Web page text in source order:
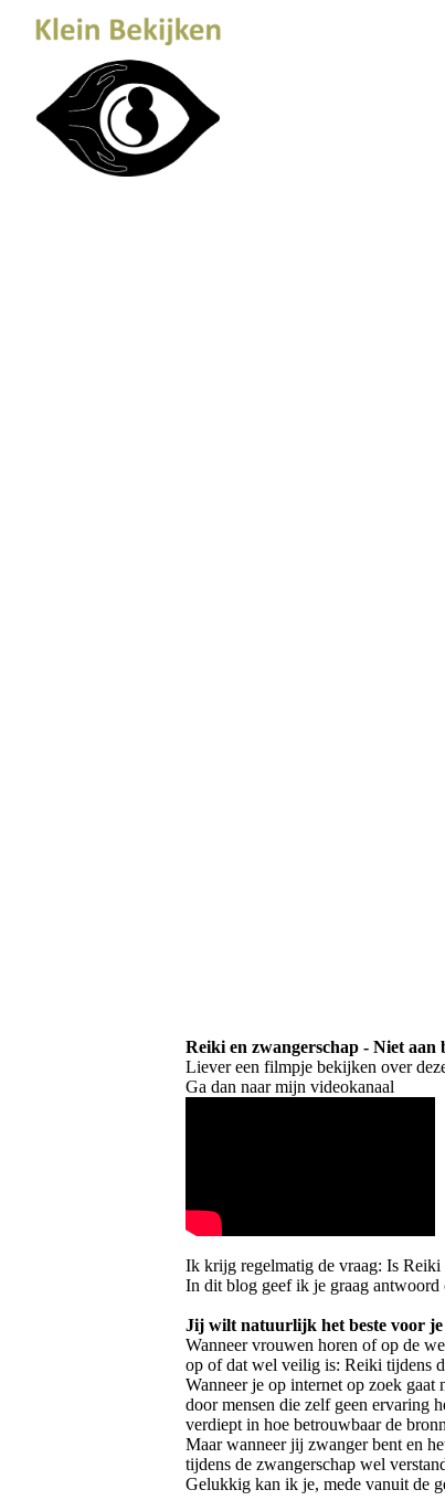
Reiki en zwangerschap - Niet
Liever een filmpje bekijken over
Ga dan naar mijn videokanaal
Ik krijg regelmatig de vraag: Is Reiki
In dit blog geef ik je graag
Jij wilt natuurlijk het beste voor
Wanneer vrouwen horen of op de
op of dat wel veilig is: Reiki tijdens
Wanneer je op internet op zoek
door mensen die zelf geen ervaring
verdiept in hoe betrouwbaar de
Maar wanneer jij zwanger bent en
tijdens de zwangerschap wel
Gelukkig kan ik je, mede vanuit de